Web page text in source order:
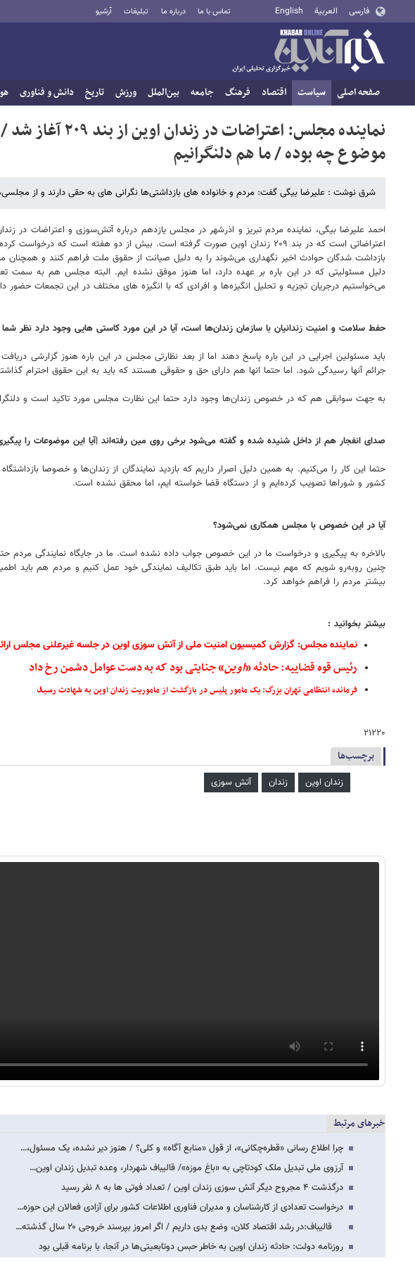
فارسی العربية English تماس با ما درباره ما تبلیغات آرشیو
صفحه اصلی سیاست اقتصاد فرهنگ جامعه بین‌الملل ورزش تاریخ دانش و فناوری
نماینده مجلس:
موضوع چه بوده / ما هم دلنگرانیم
شرق نوشت : علیرضا بیگی گفت: مردم و خانواده های بازداشتی‌ها نگرانی های به حقی دارند و از
احمد علیرضا بیگی، نماینده مردم تبریز و اذرشهر در مجلس یازدهم درباره آتش‌سوزی و اعتراضات در
اعتراضاتی است که در بند ۲۰۹ زندان اوین صورت گرفته است. بیش از دو هفته است که
بازداشت شدگان حوادث اخیر نگهداری می‌شوند را به دلیل صیانت از حقوق ملت فراهم کنند و همچنان
می‌خواستیم درجریان تجزیه و تحلیل انگیزه‌ها و افرادی که با انگیزه های مختلف در این تجمعات
حفط سلامت و امنیت زندانیان با سازمان زندان‌ها است، آیا در این مورد کاستی هایی وجود دارد نظر
باید مسئولین اجرایی در این باره پاسخ دهند اما از بعد نظارتی مجلس در این باره هنوز گزارشی
جرائم آنها رسیدگی شود. اما حتما انها هم دارای حق و حقوقی هستند که باید به این حقوق احترام
به جهت سوابقی هم که در خصوص زندان‌ها وجود دارد حتما این نظارت مجلس مورد تاکید است و
صدای انفجار هم از داخل شنیده شده و گفته می‌شود برخی روی مین رفته‌اند |آیا این موضوعات را
حتما این کار را می‌کنیم. به همین دلیل اصرار داریم که بازدید نمایندگان از زندان‌ها و خصوصا
کشور و شوراها تصویب کرده‌ایم و از دستگاه قضا خواسته ایم، اما محقق نشده است.
آیا در این خصوص با مجلس همکاری نمی‌شود؟
بالاخره به پیگیری و درخواست ما در این خصوص جواب داده نشده است. ما در جایگاه نمایندگی
چنین روبه‌رو شویم که مهم نیست. اما باید طبق تکالیف نمایندگی خود عمل کنیم و مردم هم باید
بیشتر مردم را فراهم خواهد کرد.
بیشتر بخوانید :
نماینده مجلس: گزارش کمیسیون امنیت ملی از آتش سوزی اوین در جلسه غیرعلنی مجلس
رئیس قوه قضاییه: حادثه «اوین» جنایتی بود که به دست عوامل دشمن رخ داد
فرمانده انتظامی تهران بزرگ: یک مامور پلیس در بازگشت از ماموریت زندان اوین به شهادت رسید
۲۱۲۲۰
برچسب‌ها
زندان اوین زندان آتش سوزی
خبرهای مرتبط
چرا اطلاع رسانی «قطره‌چکانی»، از قول «منابع آگاه» و کلی؟ / هنوز دیر نشده، یک مسئول،…
آرزوی ملی تبدیل ملک کودتاچی به «باغ موزه»/ قالیباف شهردار، وعده تبدیل زندان اوین…
درگذشت ۴ مجروح دیگر آتش سوزی زندان اوین / تعداد فوتی ها به ۸ نفر رسید
درخواست تعدادی از کارشناسان و مدیران فناوری اطلاعات کشور برای آزادی فعالان این حوزه…
قالیباف:در رشد اقتصاد کلان، وضع بدی داریم / اگر امروز بپرسند خروجی ۲۰ سال گذشته…
روزنامه دولت: حادثه زندان اوین به خاطر حبس دوتابعیتی‌ها در آنجا، با برنامه قبلی بود